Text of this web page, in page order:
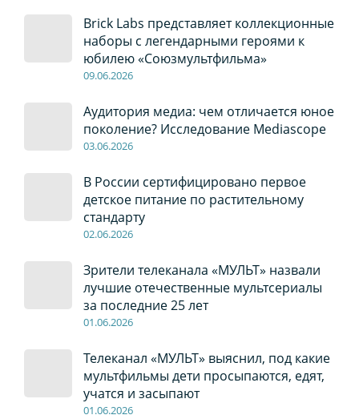
Brick Labs представляет коллекционные
наборы с легендарными героями к
юбилею «Союзмультфильма»
09.06.2026
Аудитория медиа: чем отличается юное
поколение? Исследование Mediascope
03.06.2026
В России сертифицировано первое
детское питание по растительному
стандарту
02.06.2026
Зрители телеканала «МУЛЬТ» назвали
лучшие отечественные мультсериалы
за последние 25 лет
01.06.2026
Телеканал «МУЛЬТ» выяснил, под какие
мультфильмы дети просыпаются, едят,
учатся и засыпают
01.06.2026